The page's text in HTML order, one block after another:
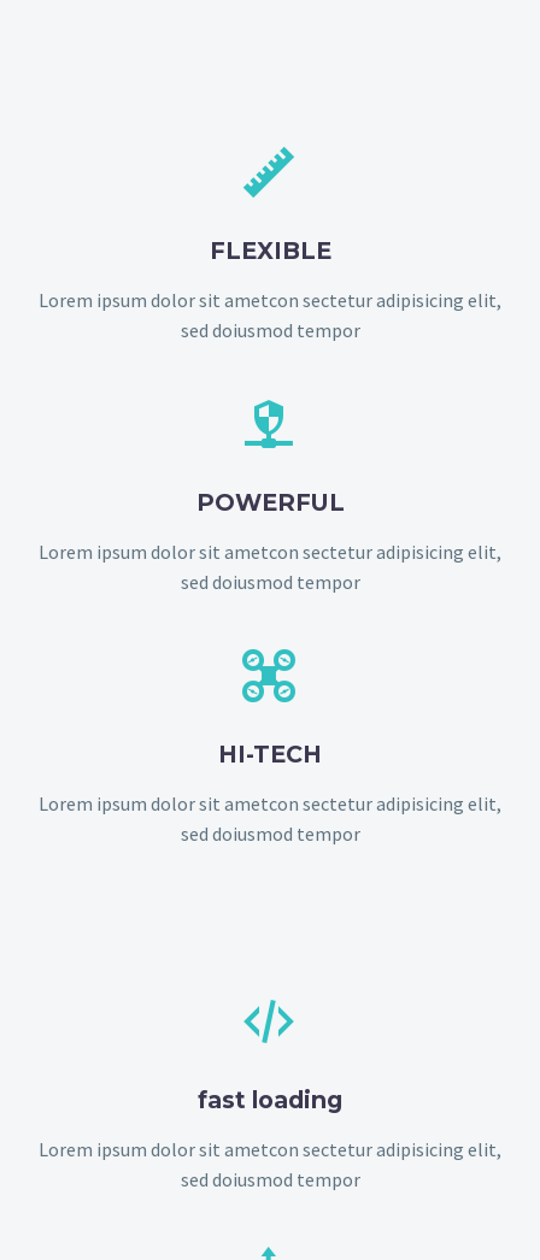


FLEXIBLE
Lorem ipsum dolor sit ametcon sectetur adipisicing elit,
sed doiusmod tempor


POWERFUL
Lorem ipsum dolor sit ametcon sectetur adipisicing elit,
sed doiusmod tempor


HI-TECH
Lorem ipsum dolor sit ametcon sectetur adipisicing elit,
sed doiusmod tempor


fast loading
Lorem ipsum dolor sit ametcon sectetur adipisicing elit,
sed doiusmod tempor